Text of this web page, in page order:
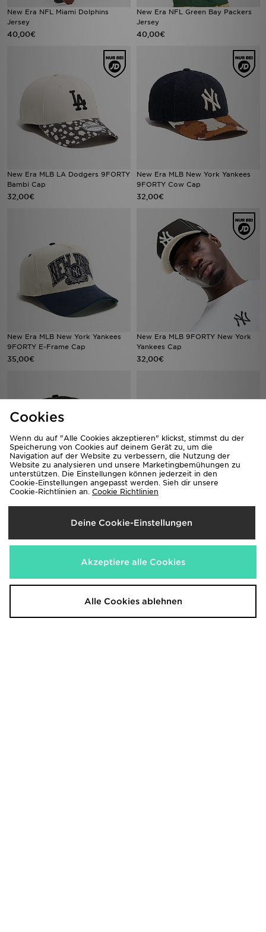
New Era NFL Miami Dolphins
Jersey
40,00€
New Era NFL Green Bay Packers
Jersey
40,00€
New Era MLB LA Dodgers 9FORTY
Bambi Cap
32,00€
New Era MLB New York Yankees
9FORTY Cow Cap
32,00€
New Era MLB New York Yankees
9FORTY E-Frame Cap
35,00€
New Era MLB 9FORTY New York
Yankees Cap
32,00€
35,00€
Cookies
Wenn du auf "Alle Cookies akzeptieren" klickst, stimmst du der
Speicherung von Cookies auf deinem Gerät zu, um die
Navigation auf der Website zu verbessern, die Nutzung der
Website zu analysieren und unsere Marketingbemühungen zu
unterstützen. Die Einstellungen können jederzeit in den
Cookie-Einstellungen angepasst werden. Sieh dir unsere
Cookie-Richtlinien an. Cookie Richtlinien
Deine Cookie-Einstellungen
Akzeptiere alle Cookies
Alle Cookies ablehnen